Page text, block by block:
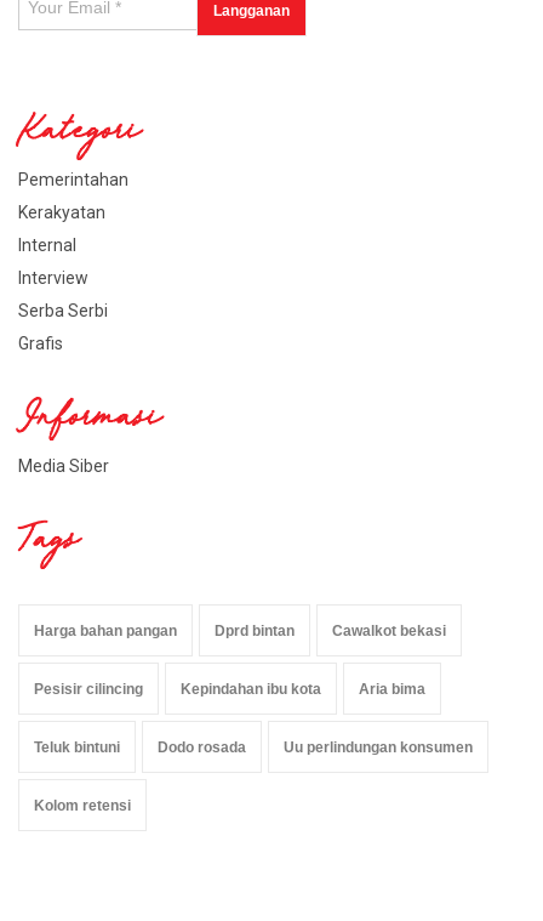
Kategori
Pemerintahan
Kerakyatan
Internal
Interview
Serba Serbi
Grafis
Informasi
Media Siber
Tags
Harga bahan pangan Dprd bintan Cawalkot bekasi
Pesisir cilincing Kepindahan ibu kota Aria bima
Teluk bintuni Dodo rosada Uu perlindungan konsumen
Kolom retensi